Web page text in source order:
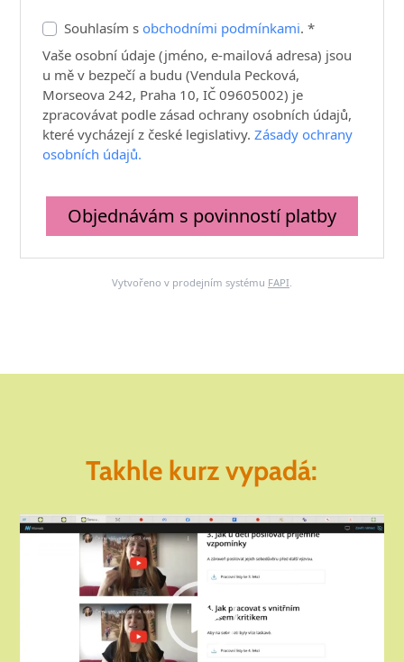
Souhlasím sobchodními podmínkami. *
Vaše osobní údaje (jméno, e-mailová adresa) jsou
u mě v bezpečí a budu (Vendula Pecková,
Morseova 242, Praha 10, IČ 09605002) je
zpracovávat podle zásad ochrany osobních údajů,
které vycházejí z české legislativy.Zásady ochrany
osobních údajů.
Objednávám s povinností platby
Vytvořeno v prodejním systému FAPI.
Takhle kurz vypadá:
Video